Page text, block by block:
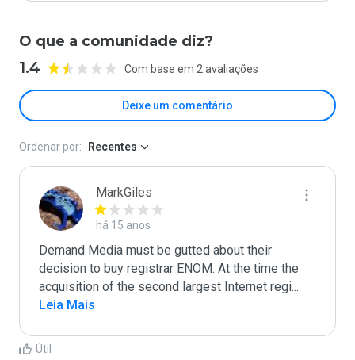
O que a comunidade diz?
1.4 Com base em 2 avaliações
Deixe um comentário
Ordenar por: Recentes
MarkGiles
há 15 anos
Demand Media must be gutted about their
decision to buy registrar ENOM. At the time the
acquisition of the second largest Internet regi...
Leia Mais
Útil